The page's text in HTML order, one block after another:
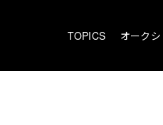
TOPICS オーク